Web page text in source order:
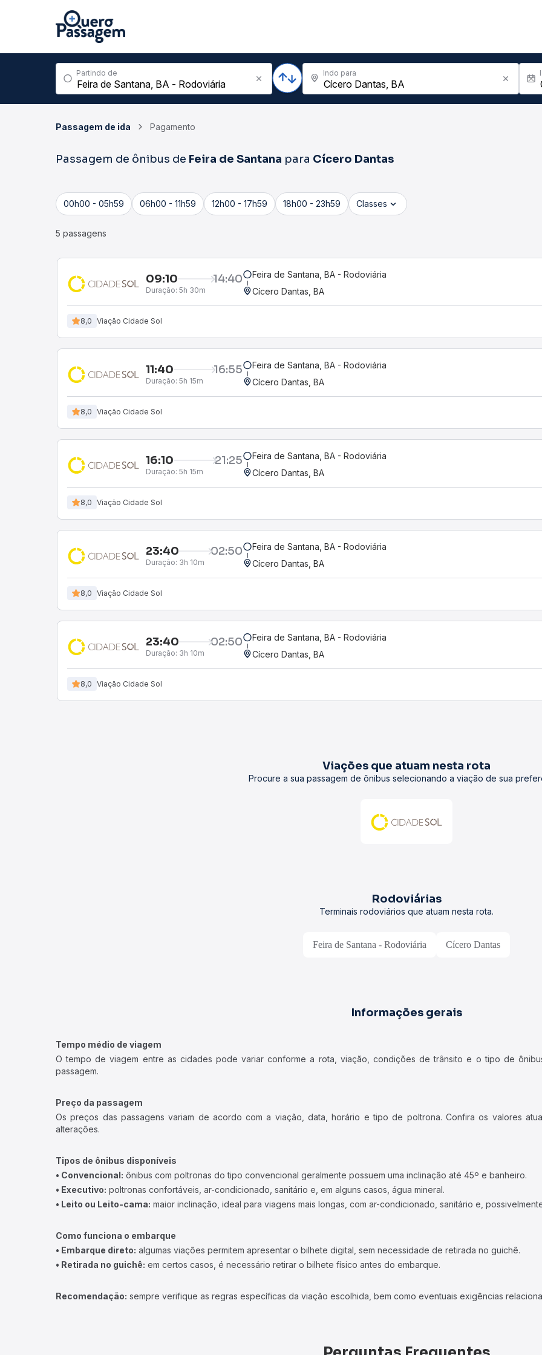
Partindo de Indo para
Passagem de ida Pagamento
Passagem de ônibus de Feira de Santana para Cícero Dantas
00h00 - 05h59 06h00 - 11h59 12h00 - 17h59 18h00 - 23h59 Classes
5 passagens
09:10 14:40
Duração: 5h 30m
Feira de Santana, BA - Rodoviária
Cícero Dantas, BA
8,0 Viação Cidade Sol
11:40 16:55
Duração: 5h 15m
Feira de Santana, BA - Rodoviária
Cícero Dantas, BA
8,0 Viação Cidade Sol
16:10 21:25
Duração: 5h 15m
Feira de Santana, BA - Rodoviária
Cícero Dantas, BA
8,0 Viação Cidade Sol
23:40 02:50
Duração: 3h 10m
Feira de Santana, BA - Rodoviária
Cícero Dantas, BA
8,0 Viação Cidade Sol
23:40 02:50
Duração: 3h 10m
Feira de Santana, BA - Rodoviária
Cícero Dantas, BA
8,0 Viação Cidade Sol
Viações que atuam nesta rota
Procure a sua passagem de ônibus selecionando a viação de sua
Rodoviárias
Terminais rodoviários que atuam nesta rota.
Feira de Santana - Rodoviária Cícero Dantas
Informações gerais
Tempo médio de viagem
O tempo de viagem entre as cidades pode variar conforme a rota, viação, condições de trânsito e o tipo de
passagem.
Preço da passagem
Os preços das passagens variam de acordo com a viação, data, horário e tipo de poltrona. Confira os valores
alterações.
Tipos de ônibus disponíveis
• Convencional: ônibus com poltronas do tipo convencional geralmente possuem uma inclinação até 45º e banheiro.
• Executivo: poltronas confortáveis, ar-condicionado, sanitário e, em alguns casos, água mineral.
• Leito ou Leito-cama: maior inclinação, ideal para viagens mais longas, com ar-condicionado, sanitário e,
Como funciona o embarque
• Embarque direto: algumas viações permitem apresentar o bilhete digital, sem necessidade de retirada no guichê.
• Retirada no guichê: em certos casos, é necessário retirar o bilhete físico antes do embarque.
Recomendação: sempre verifique as regras específicas da viação escolhida, bem como eventuais exigências